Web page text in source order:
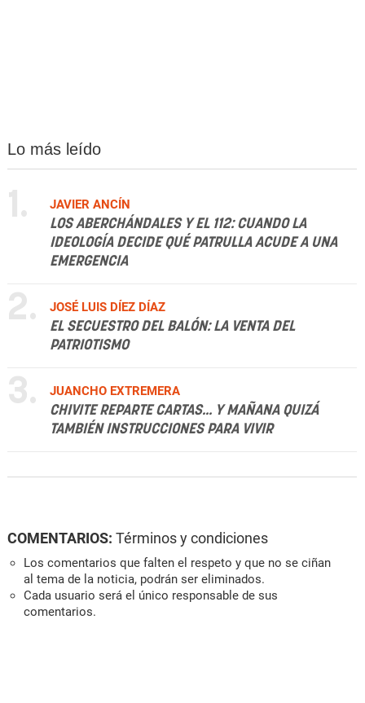
Lo más leído
1.
JAVIER ANCÍN
LOS ABERCHÁNDALES Y EL 112: CUANDO LA
IDEOLOGÍA DECIDE QUÉ PATRULLA ACUDE A UNA
EMERGENCIA
2.
JOSÉ LUIS DÍEZ DÍAZ
EL SECUESTRO DEL BALÓN: LA VENTA DEL
PATRIOTISMO
3.
JUANCHO EXTREMERA
CHIVITE REPARTE CARTAS... Y MAÑANA QUIZÁ
TAMBIÉN INSTRUCCIONES PARA VIVIR
COMENTARIOS: Términos y condiciones
Los comentarios que falten el respeto y que no se ciñan
al tema de la noticia, podrán ser eliminados.
Cada usuario será el único responsable de sus
comentarios.